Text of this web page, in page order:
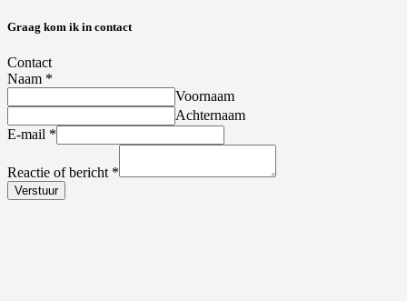
Graag kom ik in contact
Contact
Naam *
Voornaam
Achternaam
E-mail *
Reactie of bericht *
Verstuur